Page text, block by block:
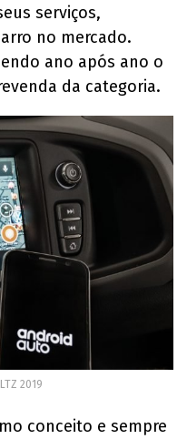
serviços,
no mercado.
ano após ano o
da categoria.
2019
conceito e sempre